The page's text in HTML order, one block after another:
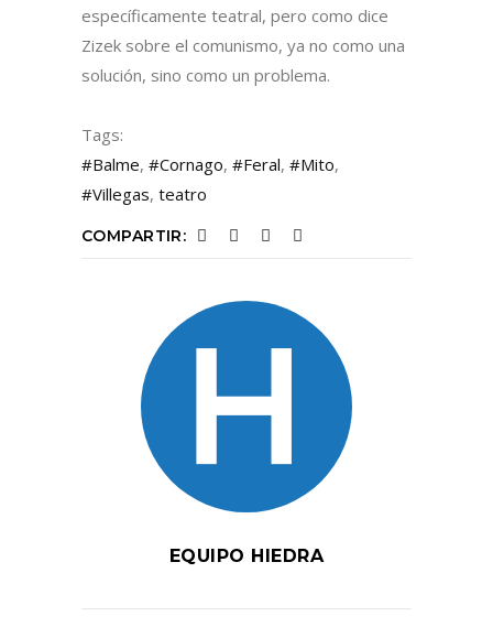
específicamente teatral, pero como dice
Zizek sobre el comunismo, ya no como una
solución, sino como un problema.
Tags:
#Balme, #Cornago, #Feral, #Mito,
#Villegas, teatro
COMPARTIR:
EQUIPO HIEDRA